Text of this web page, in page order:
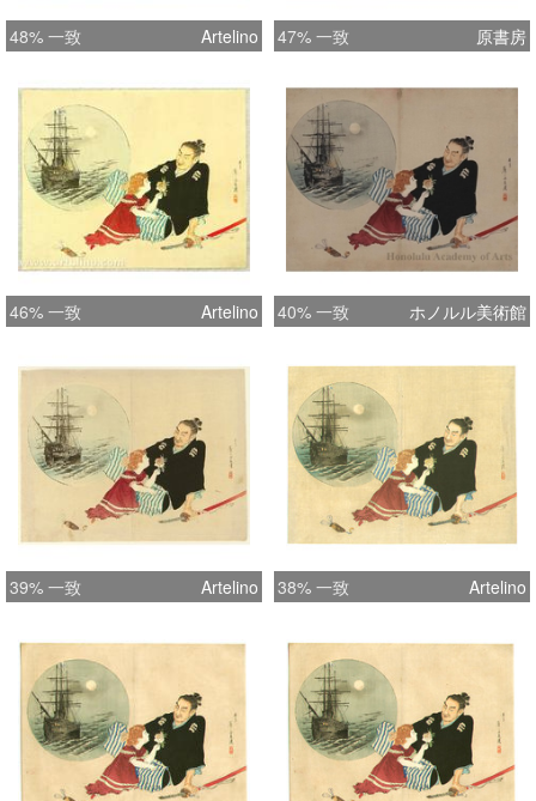
48% 一致 Artelino 47% 一致 原書房
46% 一致 Artelino 40% 一致 ホノルル美術館
39% 一致 Artelino 38% 一致 Artelino